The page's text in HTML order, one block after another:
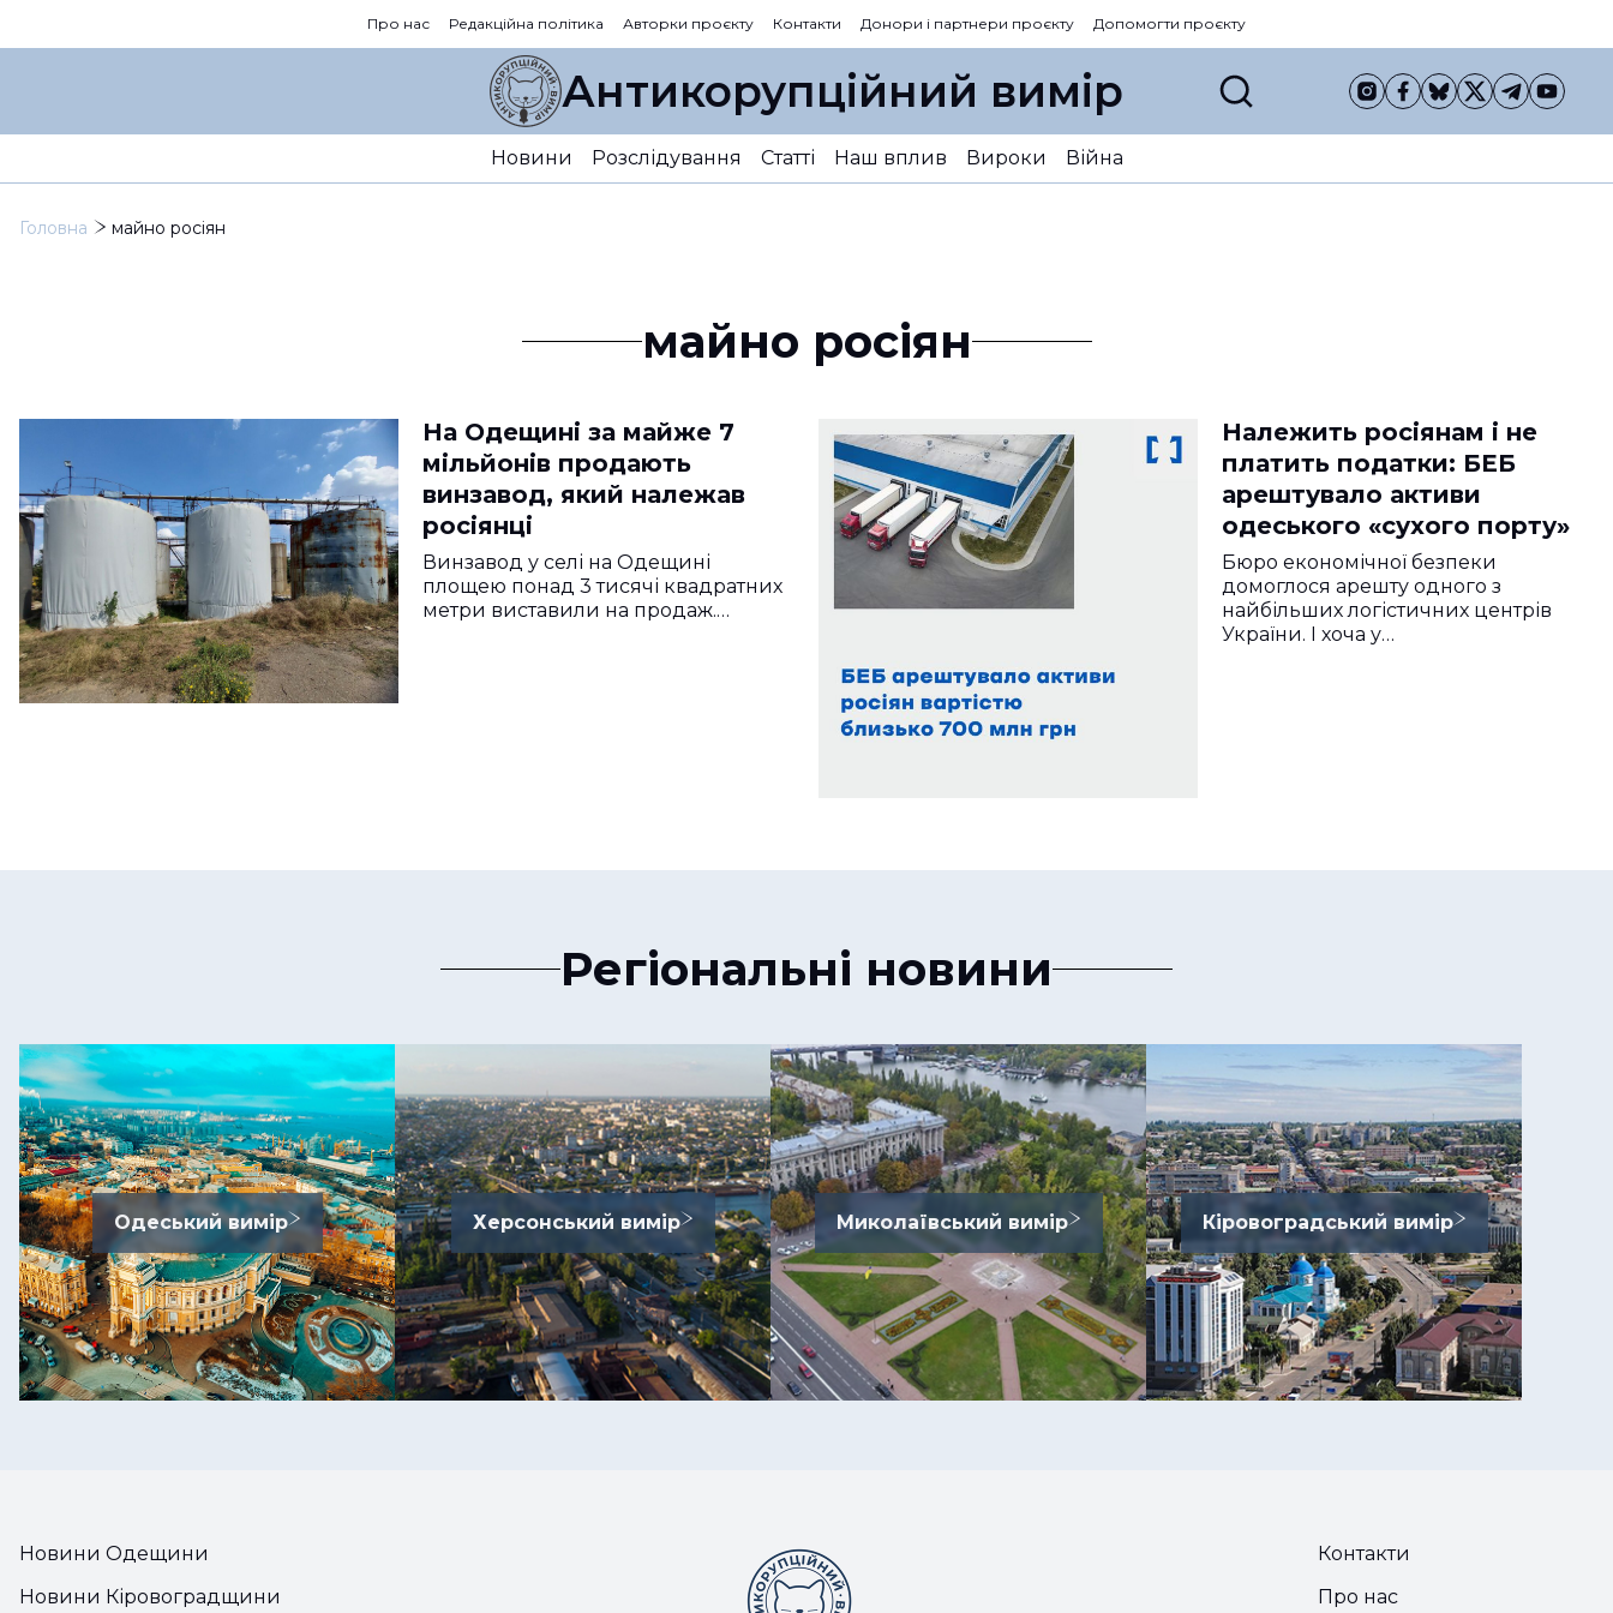
Про нас Редакційна політика Авторки проєкту Контакти Донори і партнери проєкту Допомогти проєкту
Антикорупційний вимір
Новини Розслідування Статті Наш вплив Вироки Війна
Головна майно росіян
майно росіян
На Одещині за майже 7
мільйонів продають
винзавод, який належав
росіянці
Винзавод у селі на Одещині
площею понад 3 тисячі квадратних
метри виставили на продаж.…
Належить росіянам і не
платить податки: БЕБ
арештувало активи
одеського «сухого порту»
Бюро економічної безпеки
домоглося арешту одного з
найбільших логістичних центрів
України. І хоча у…
Регіональні новини
Одеський вимір Херсонський вимір Миколаївський вимір Кіровоградський вимір
Новини Одещини
Новини Кіровоградщини
Контакти
Про нас